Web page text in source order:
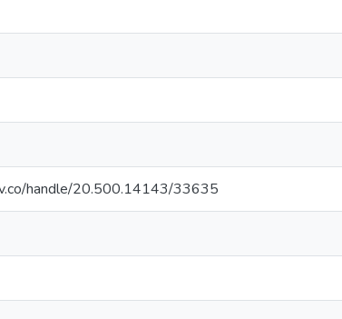
handle/20.500.14143/33635